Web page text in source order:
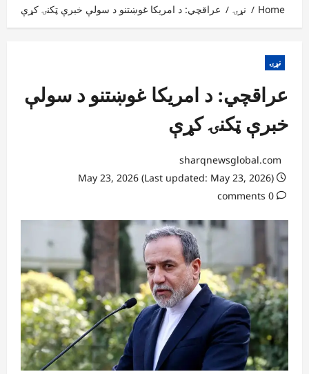
Home نړۍ عراقچي: د امریکا غوښتنو د سولې خبرې ټکنۍ کړې
نړۍ
عراقچي: د امریکا غوښتنو د سولې
خبرې ټکنۍ کړې
sharqnewsglobal.com
0 comments